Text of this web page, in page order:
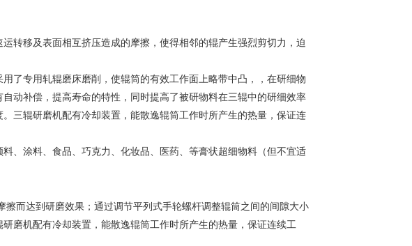
转移及表面相互挤压造成的摩擦，使得相邻的辊产生强烈剪切力，迫
了专用轧辊磨床磨削，使辊筒的有效工作面上略带中凸，，在研细物
动补偿，提高寿命的特性，同时提高了被研物料在三辊中的研细效率
三辊研磨机配有冷却装置，能散逸辊筒工作时所产生的热量，保证连
、涂料、食品、巧克力、化妆品、医药、等膏状超细物料（但不宜适
而达到研磨效果；通过调节平列式手轮螺杆调整辊筒之间的间隙大小
磨机配有冷却装置，能散逸辊筒工作时所产生的热量，保证连续工